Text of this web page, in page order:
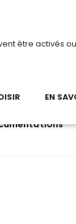
Du 3 au 28 août
être activés
EN